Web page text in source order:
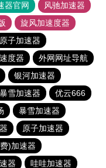
器官网
风驰加速器
旋风加速度器
原子加速器
度器
外网网址导航
银河加速器
暴雪加速器
优云666
暴雪加速器
原子加速器
)加速器
器 哇哇加速器